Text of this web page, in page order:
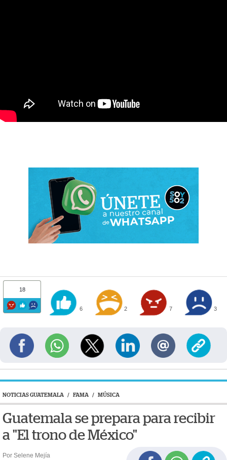
18
6 2 7 3
NOTICIAS GUATEMALA / FAMA / MÚSICA
Guatemala se prepara para recibir
a "El trono de México"
Por Selene Mejía